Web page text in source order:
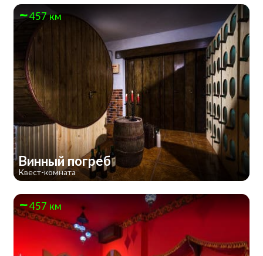
457 км
Винный погреб
Квест-комната
457 км